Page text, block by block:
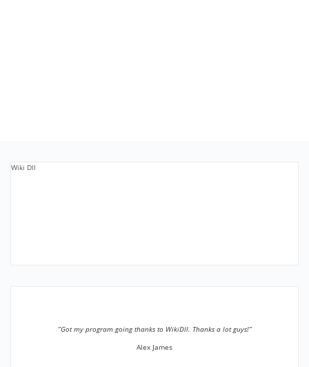
Wiki Dll
”Got my program going thanks to WikiDll. Thanks a lot guys!”
Alex James